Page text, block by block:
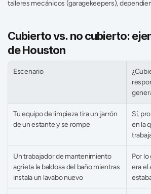
talleres mecánicos (garagekeepers),
Cubierto vs. no cubierto:
de Houston
Escenario
Tu equipo de limpieza tira un jarrón
de un estante y se rompe
Sí,
en la
Un trabajador de mantenimiento
agrieta la baldosa del baño mientras
instala un lavabo nuevo
Por lo
era el